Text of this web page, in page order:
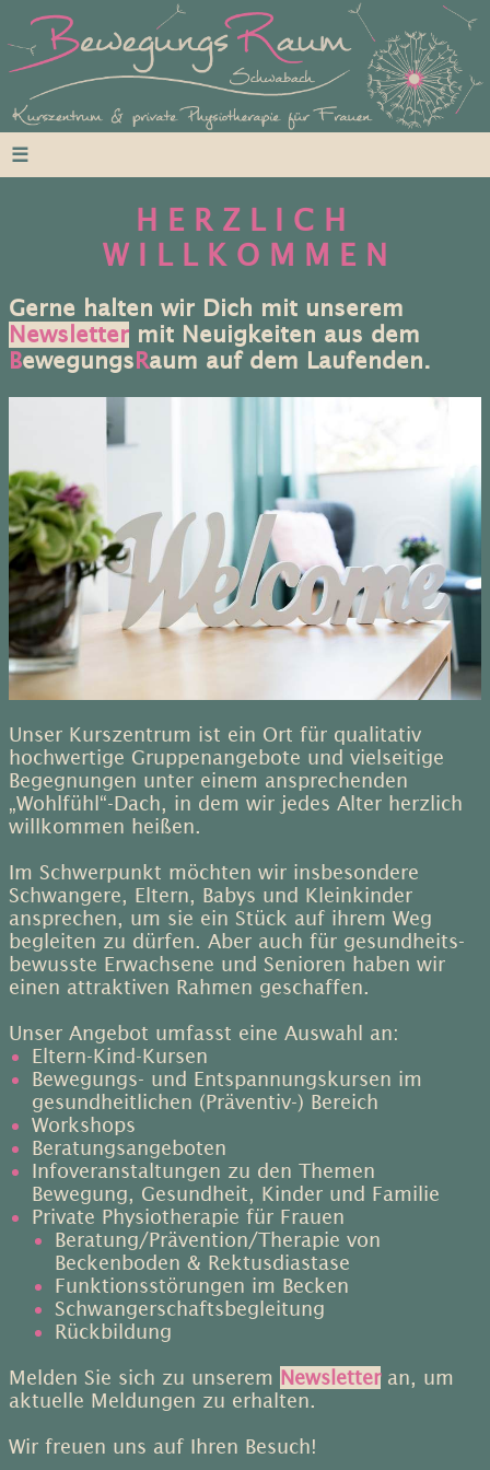
☰
H E R Z L I C H
W I L L K O M M E N
Gerne halten wir Dich mit unserem
Newsletter mit Neuigkeiten aus dem
Bewegungs Raum auf dem Laufenden.
Unser Kurszentrum ist ein Ort für qualitativ
hochwertige Gruppen­angebote und vielseitige
Begegnungen unter einem ansprechenden
„Wohlfühl“-Dach, in dem wir jedes Alter herzlich
willkommen heißen.
Im Schwerpunkt möchten wir insbesondere
Schwangere, Eltern, Babys und Kleinkinder
ansprechen, um sie ein Stück auf ihrem Weg
begleiten zu dürfen. Aber auch für gesundheits­
bewusste Erwachsene und Senioren haben wir
einen attraktiven Rahmen geschaffen.
Unser Angebot umfasst eine Auswahl an:
Eltern-Kind-Kursen
Bewegungs- und Entspannungskursen im
gesundheitlichen (Präventiv-) Bereich
Workshops
Beratungsangeboten
Infoveranstaltungen zu den Themen
Bewegung, Gesundheit, Kinder und Familie
Private Physiotherapie für Frauen
Beratung/Prävention/Therapie von
Beckenboden & Rektusdiastase
Funktionsstörungen im Becken
Schwangerschaftsbegleitung
Rückbildung
Melden Sie sich zu unserem Newsletteran, um
aktuelle Meldungen zu erhalten.
Wir freuen uns auf Ihren Besuch!